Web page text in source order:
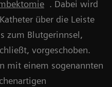
. Dabei wird
über die Leiste
zum Blutgerinnsel,
vorgeschoben.
mit einem sogenannten